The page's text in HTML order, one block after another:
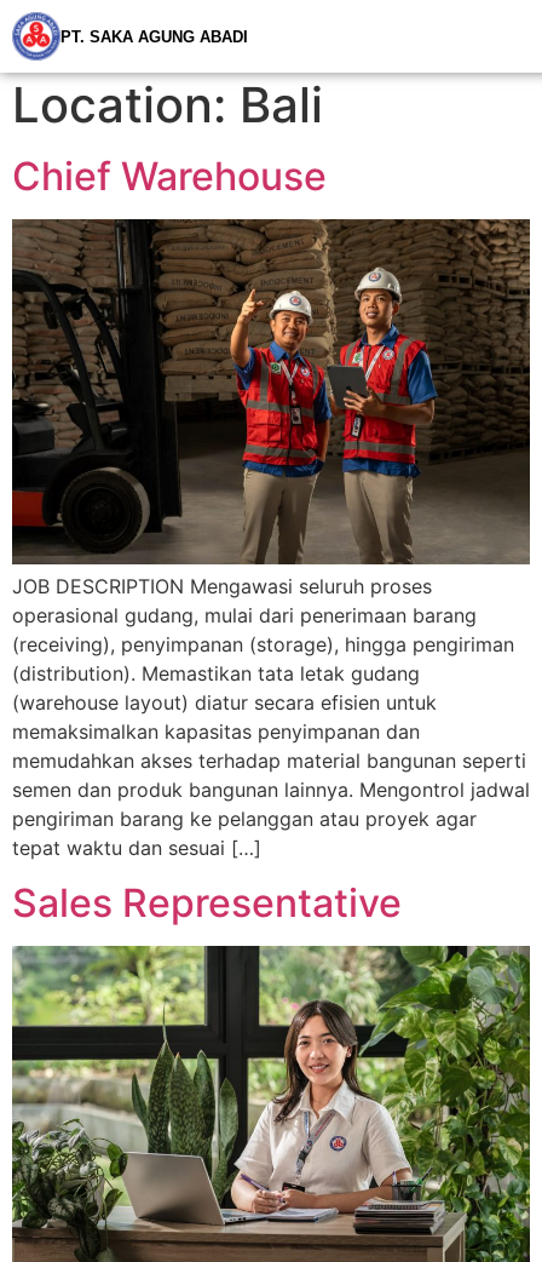
PT. SAKA AGUNG ABADI
Location: Bali
Chief Warehouse
JOB DESCRIPTION Mengawasi seluruh proses
operasional gudang, mulai dari penerimaan barang
(receiving), penyimpanan (storage), hingga pengiriman
(distribution). Memastikan tata letak gudang
(warehouse layout) diatur secara efisien untuk
memaksimalkan kapasitas penyimpanan dan
memudahkan akses terhadap material bangunan seperti
semen dan produk bangunan lainnya. Mengontrol jadwal
pengiriman barang ke pelanggan atau proyek agar
tepat waktu dan sesuai […]
Sales Representative